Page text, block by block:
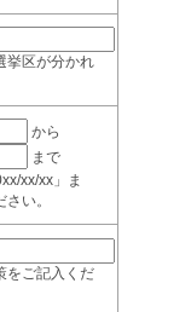
挙区が分かれ
から
まで
xx/xx」ま
い。
をご記入くだ